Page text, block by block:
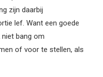
zijn daarbij
lef. Want een goede
bang om
of voor te stellen, als